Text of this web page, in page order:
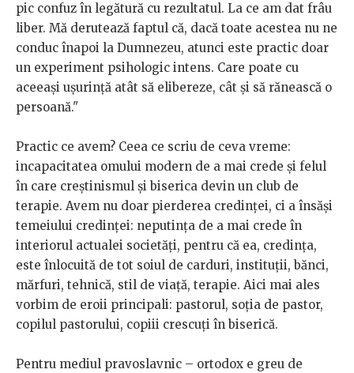
pic confuz în legătură cu rezultatul. La ce am dat frâu
liber. Mă derutează faptul că, dacă toate acestea nu ne
conduc înapoi la Dumnezeu, atunci este practic doar
un experiment psihologic intens. Care poate cu
aceeași ușurință atât să elibereze, cât și să rănească o
persoană."
Practic ce avem? Ceea ce scriu de ceva vreme:
incapacitatea omului modern de a mai crede și felul
în care creștinismul și biserica devin un club de
terapie. Avem nu doar pierderea credinței, ci a însăși
temeiului credinței: neputința de a mai crede în
interiorul actualei societăți, pentru că ea, credința,
este înlocuită de tot soiul de carduri, instituții, bănci,
mărfuri, tehnică, stil de viață, terapie. Aici mai ales
vorbim de eroii principali: pastorul, soția de pastor,
copilul pastorului, copiii crescuți în biserică.
Pentru mediul pravoslavnic – ortodox e greu de